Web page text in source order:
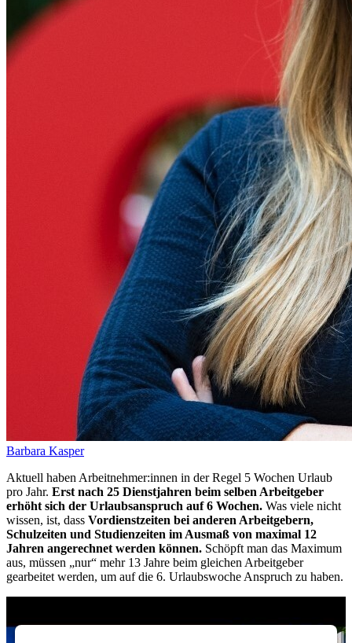
Barbara Kasper
Aktuell haben Arbeitnehmer:innen in der Regel 5 Wochen Urlaub
pro Jahr. Erst nach 25 Dienstjahren beim selben Arbeitgeber
erhöht sich der Urlaubsanspruch auf 6 Wochen. Was viele nicht
wissen, ist, dass Vordienstzeiten bei anderen Arbeitgebern,
Schulzeiten und Studienzeiten im Ausmaß von maximal 12
Jahren angerechnet werden können. Schöpft man das Maximum
aus, müssen „nur“ mehr 13 Jahre beim gleichen Arbeitgeber
gearbeitet werden, um auf die 6. Urlaubswoche Anspruch zu haben.